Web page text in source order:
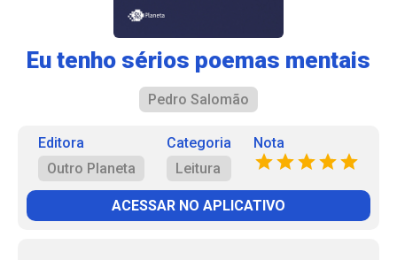
Eu tenho sérios poemas mentais
Pedro Salomão
Editora
Outro Planeta
Categoria
Leitura
Nota
ACESSAR NO APLICATIVO